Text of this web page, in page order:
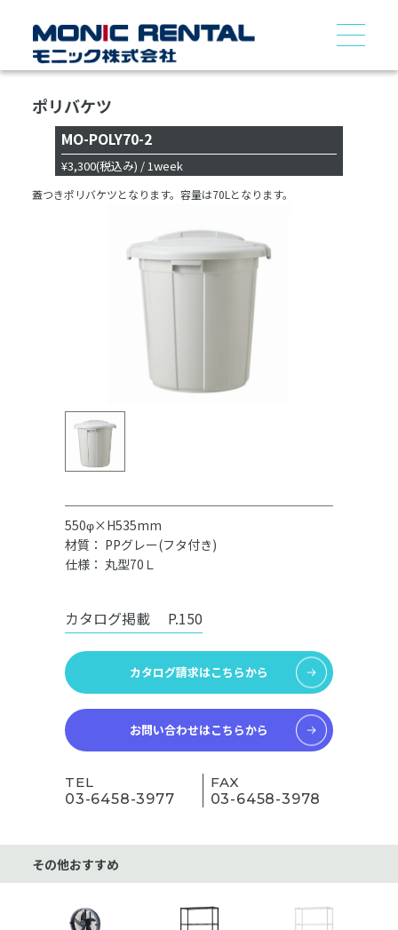
ポリバケツ
MO-POLY70-2
¥3,300(税込み) / 1week
蓋つきポリバケツとなります。容量は70Lとなります。
550φ×H535mm
材質： PPグレー(フタ付き)
仕様： 丸型70Ｌ
カタログ掲載 P.150
カタログ請求はこちらから
お問い合わせはこちらから
TEL
03-6458-3977
FAX
03-6458-3978
その他おすすめ